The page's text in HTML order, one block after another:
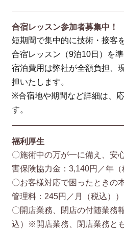
合宿レッスン参加者募集中！
短期間で集中的に技術・接客
合宿レッスン（9泊10日）を準
宿泊費用は弊社が全額負担、
担いたします。
※合宿地や期間など詳細は、
す。
福利厚生
〇施術中の万が一に備え、安
害保険協⼒⾦：3,140円／年（
〇お客様対応で困ったときの
管理料：245円／月（税込））
〇開店業務、閉店の付随業務
込）※開店業務、閉店業務とも